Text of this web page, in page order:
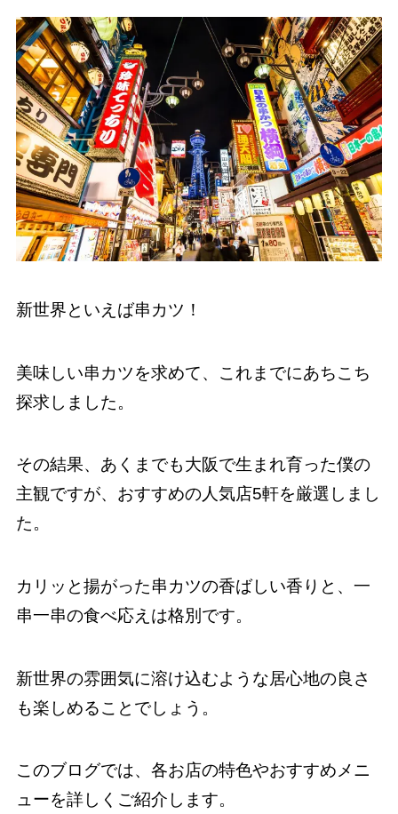
新世界といえば串カツ！
美味しい串カツを求めて、これまでにあちこち
探求しました。
その結果、あくまでも大阪で生まれ育った僕の
主観ですが、おすすめの人気店5軒を厳選しまし
た。
カリッと揚がった串カツの香ばしい香りと、一
串一串の食べ応えは格別です。
新世界の雰囲気に溶け込むような居心地の良さ
も楽しめることでしょう。
このブログでは、各お店の特色やおすすめメニ
ューを詳しくご紹介します。